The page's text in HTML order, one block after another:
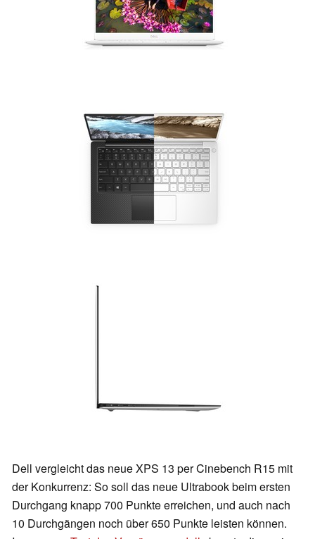
Dell vergleicht das neue XPS 13 per Cinebench R15 mit
der Konkurrenz: So soll das neue Ultrabook beim ersten
Durchgang knapp 700 Punkte erreichen, und auch nach
10 Durchgängen noch über 650 Punkte leisten können.